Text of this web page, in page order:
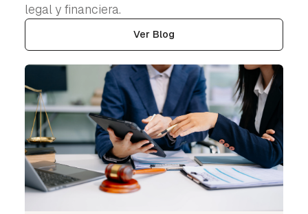
legal y financiera.
Ver Blog